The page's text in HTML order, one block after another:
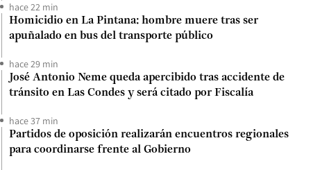
hace 22 min
Homicidio en La Pintana: hombre muere tras ser
apuñalado en bus del transporte público
hace 29 min
José Antonio Neme queda apercibido tras accidente de
tránsito en Las Condes y será citado por Fiscalía
hace 37 min
Partidos de oposición realizarán encuentros regionales
para coordinarse frente al Gobierno